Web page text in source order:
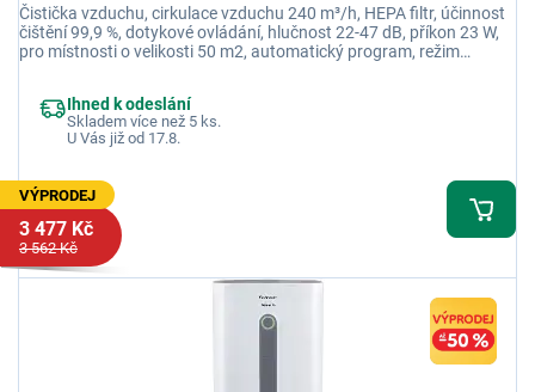
Čistička vzduchu, cirkulace vzduchu 240 m³/h, HEPA filtr, účinnost
čištění 99,9 %, dotykové ovládání, hlučnost 22-47 dB, příkon 23 W,
pro místnosti o velikosti 50 m2, automatický program, režim
Ihned k odeslání
Skladem více než 5 ks.
U Vás již od 17.8.
VÝPRODEJ
3 477 Kč
3 562 Kč